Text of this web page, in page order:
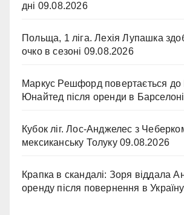
дні 09.08.2026
Польща, 1 ліга. Лехія Лупашка
очко в сезоні 09.08.2026
Маркус Решфорд повертається до
Юнайтед після оренди в Барселоні
Кубок ліг. Лос-Анджелес з
мексиканську Толуку 09.08.2026
Крапка в скандалі: Зоря віддала
оренду після повернення в Україну